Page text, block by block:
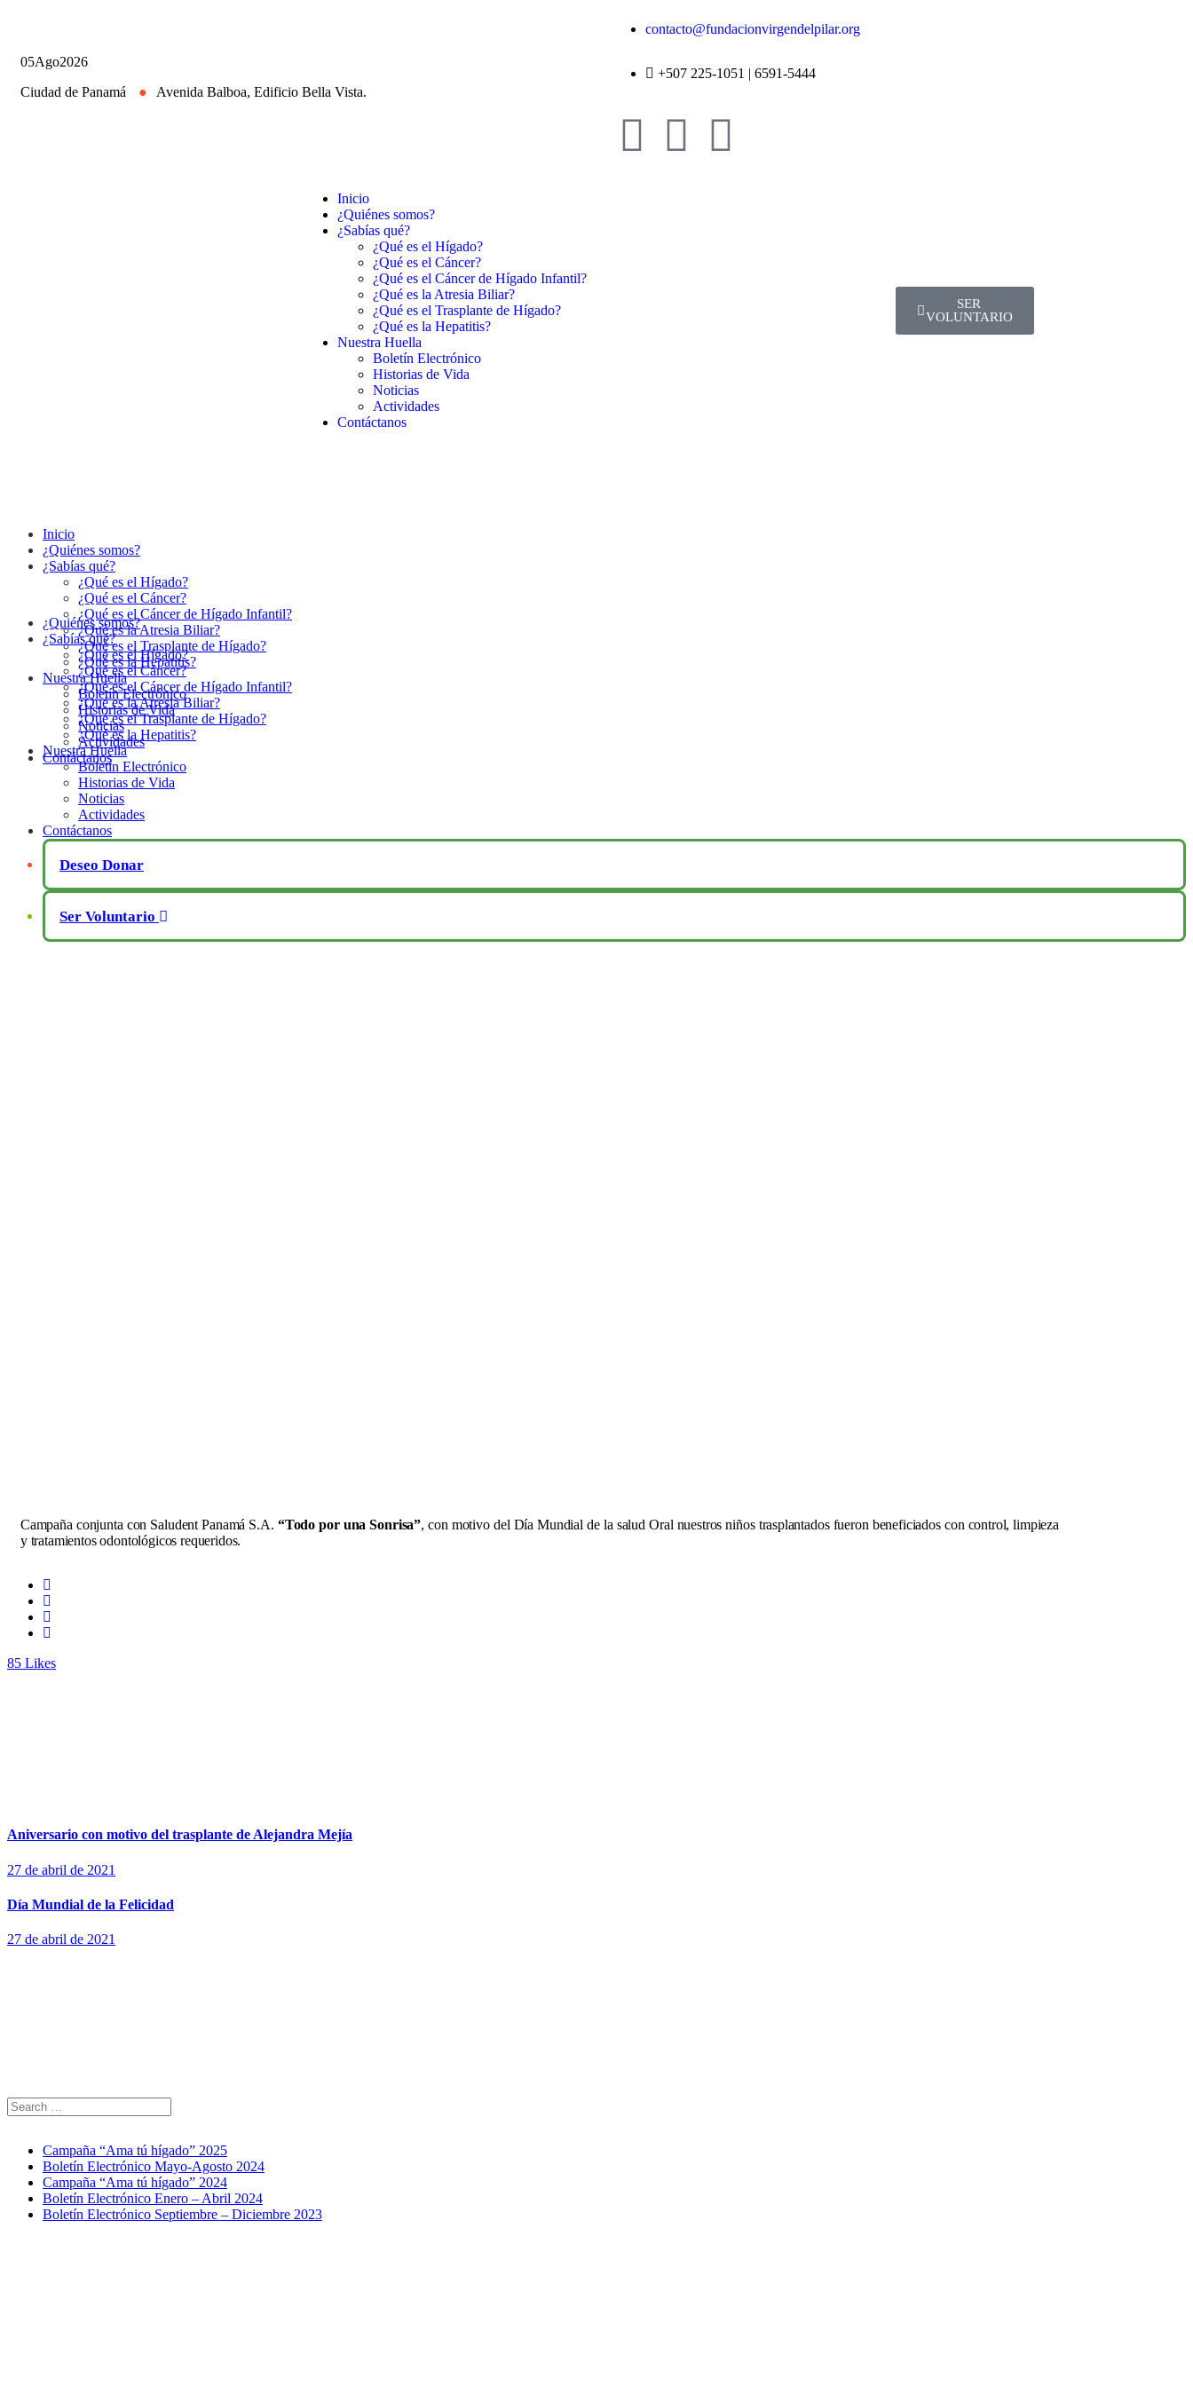
05Ago2026
Ciudad de Panamá
● Avenida Balboa, Edificio Bella Vista.
contacto@fundacionvirgendelpilar.org
+507 225-1051 | 6591-5444
Inicio
¿Quiénes somos?
¿Sabías qué?
¿Qué es el Hígado?
¿Qué es el Cáncer?
¿Qué es el Cáncer de Hígado Infantil?
¿Qué es la Atresia Biliar?
¿Qué es el Trasplante de Hígado?
¿Qué es la Hepatitis?
Nuestra Huella
Boletín Electrónico
Historias de Vida
Noticias
Actividades
Contáctanos
SER
VOLUNTARIO
Inicio
¿Quiénes somos?
¿Sabías qué?
¿Qué es el Hígado?
¿Qué es el Cáncer?
¿Qué es el Cáncer de Hígado Infantil?
¿Qué es la Atresia Biliar?
¿Qué es el Trasplante de Hígado?
¿Qué es la Hepatitis?
Nuestra Huella
Boletín Electrónico
Historias de Vida
Noticias
Actividades
Contáctanos
¿Quiénes somos?
¿Sabías qué?
¿Qué es el Hígado?
¿Qué es el Cáncer?
¿Qué es el Cáncer de Hígado Infantil?
¿Qué es la Atresia Biliar?
¿Qué es el Trasplante de Hígado?
¿Qué es la Hepatitis?
Nuestra Huella
Boletín Electrónico
Historias de Vida
Noticias
Actividades
Contáctanos
Deseo Donar
Ser Voluntario
Campaña conjunta con Saludent Panamá S.A. “Todo por una Sonrisa”, con motivo del Día Mundial de la salud Oral nuestros niños trasplantados fueron beneficiados con control, limpieza
y tratamientos odontológicos requeridos.
85 Likes
Aniversario con motivo del trasplante de Alejandra Mejía
27 de abril de 2021
Día Mundial de la Felicidad
27 de abril de 2021
Campaña “Ama tú hígado” 2025
Boletín Electrónico Mayo-Agosto 2024
Campaña “Ama tú hígado” 2024
Boletín Electrónico Enero – Abril 2024
Boletín Electrónico Septiembre – Diciembre 2023